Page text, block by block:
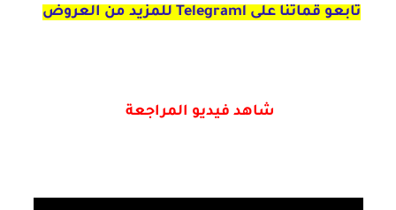
تابعو قماتنا على Telegraml للمزيد من العروض
شاهد فيديو المراجعة